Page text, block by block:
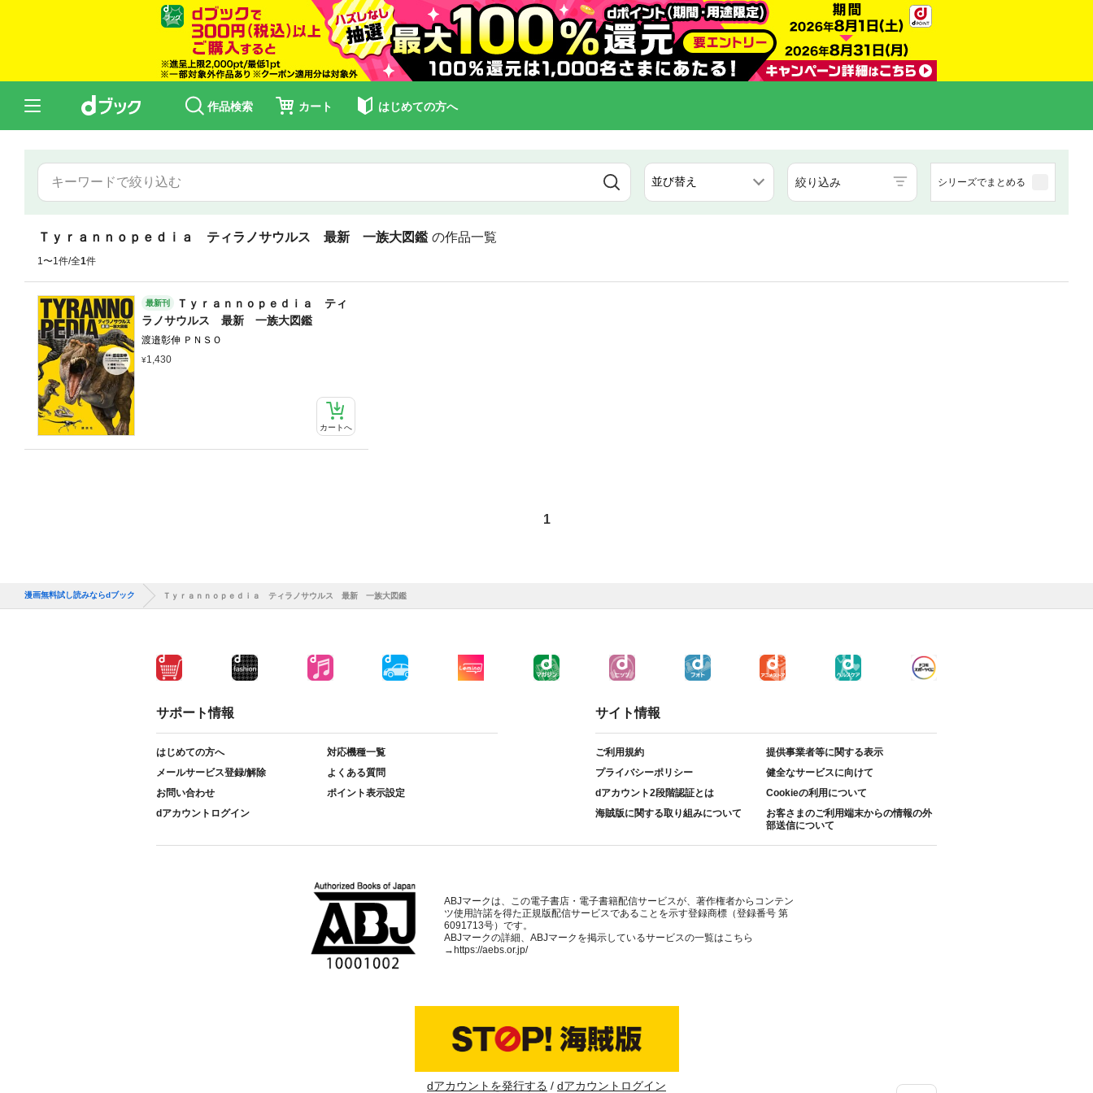
作品検索 カート はじめての方へ
絞り込み シリーズでまとめる
Ｔｙｒａｎｎｏｐｅｄｉａ ティラノサウルス 最新 一族大図鑑 の作品一覧
1〜1件/全1件
最新刊
Ｔｙｒａｎｎｏｐｅｄｉａ ティ
ラノサウルス 最新 一族大図鑑
渡邉彰伸 ＰＮＳＯ
1,430
カートへ
1
漫画無料試し読みならdブック Ｔｙｒａｎｎｏｐｅｄｉａ ティラノサウルス 最新 一族大図鑑
サポート情報
はじめての方へ
対応機種一覧
メールサービス登録/解除
よくある質問
お問い合わせ
ポイント表示設定
dアカウントログイン
サイト情報
ご利用規約
提供事業者等に関する表示
プライバシーポリシー
健全なサービスに向けて
dアカウント2段階認証とは
Cookieの利用について
海賊版に関する取り組みについて
お客さまのご利用端末からの情報の外
部送信について
ABJマークは、この電子書店・電子書籍配信サービスが、著作権者からコンテン
ツ使用許諾を得た正規版配信サービスであることを示す登録商標（登録番号 第
6091713号）です。
ABJマークの詳細、ABJマークを掲示しているサービスの一覧はこちら
→https://aebs.or.jp/
dアカウントを発行する dアカウントログイン